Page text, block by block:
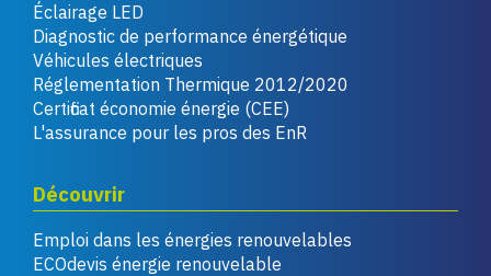
Éclairage LED
Diagnostic de performance énergétique
Véhicules électriques
Réglementation Thermique 2012/2020
Certificat économie énergie (CEE)
L'assurance pour les pros des EnR
Découvrir
Emploi dans les énergies renouvelables
ECOdevis énergie renouvelable